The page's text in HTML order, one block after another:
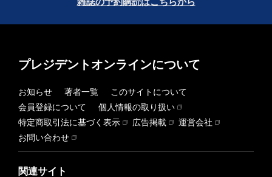
プレジデントオンラインについて
お知らせ 著者一覧
このサイトについて
会員登録について
個人情報の取り扱い
特定商取引法に基づく表示
広告掲載
運営会社
お問い合わせ
関連サイト